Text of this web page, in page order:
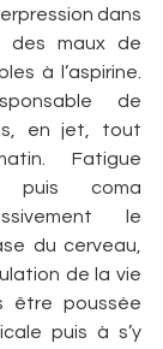
dans
des maux de
à l’aspirine.
de
en jet, tout
Fatigue
puis coma
le
du cerveau,
de la vie
être poussée
puis à s’y